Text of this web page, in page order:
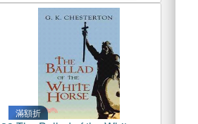
滿額折